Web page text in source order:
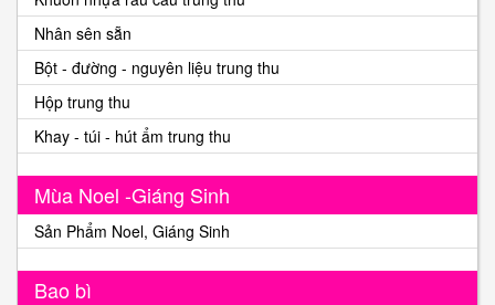
Nhân sên sẵn
Bột - đường - nguyên liệu trung thu
Hộp trung thu
Khay - túi - hút ẩm trung thu
Mùa Noel -Giáng Sinh
Sản Phẩm Noel, Giáng Sinh
Bao bì